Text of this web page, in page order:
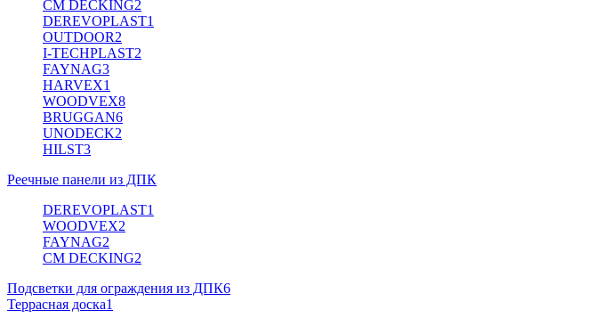
CM DECKING2
DEREVOPLAST1
OUTDOOR2
I-TECHPLAST2
FAYNAG3
HARVEX1
WOODVEX8
BRUGGAN6
UNODECK2
HILST3
Реечные панели из ДПК
DEREVOPLAST1
WOODVEX2
FAYNAG2
CM DECKING2
Подсветки для ограждения из ДПК6
Террасная доска1